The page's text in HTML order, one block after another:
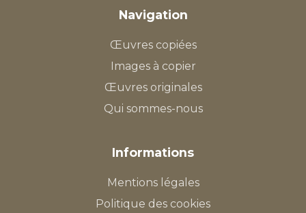
Navigation
Œuvres copiées
Images à copier
Œuvres originales
Qui sommes-nous
Informations
Mentions légales
Politique des cookies